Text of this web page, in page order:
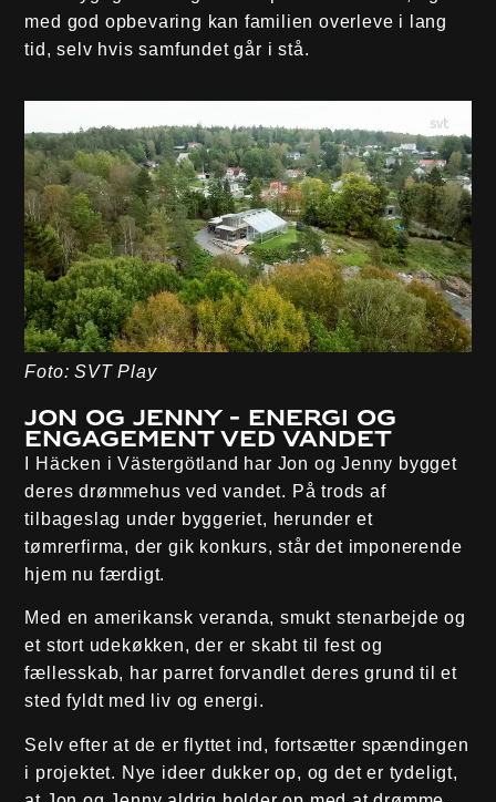
med god opbevaring kan familien overleve i lang
tid, selv hvis samfundet går i stå.
Foto: SVT Play
Jon og Jenny - Energi og
engagement ved vandet
I Häcken i Västergötland har Jon og Jenny bygget
deres drømmehus ved vandet. På trods af
tilbageslag under byggeriet, herunder et
tømrerfirma, der gik konkurs, står det imponerende
hjem nu færdigt.
Med en amerikansk veranda, smukt stenarbejde og
et stort udekøkken, der er skabt til fest og
fællesskab, har parret forvandlet deres grund til et
sted fyldt med liv og energi.
Selv efter at de er flyttet ind, fortsætter spændingen
i projektet. Nye ideer dukker op, og det er tydeligt,